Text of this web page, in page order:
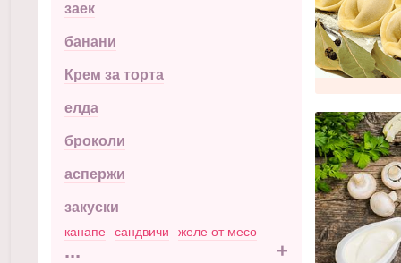
заек
банани
Крем за торта
елда
броколи
аспержи
закуски
канапе сандвичи желе от месо
... +